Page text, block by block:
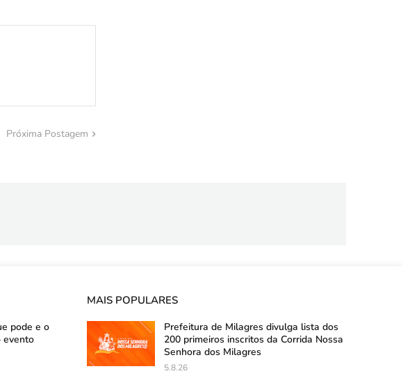
Próxima Postagem
pode e o
evento
MAIS POPULARES
Prefeitura de Milagres divulga lista dos
200 primeiros inscritos da Corrida Nossa
Senhora dos Milagres
5.8.26